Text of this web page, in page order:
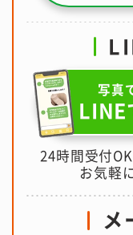
写真
LINE
24時間受付
お気軽
メ